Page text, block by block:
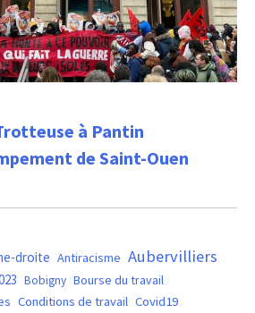
à Pantin
de Saint-Ouen
droite Antiracisme Aubervilliers
Bobigny Bourse du travail
Conditions de travail Covid19